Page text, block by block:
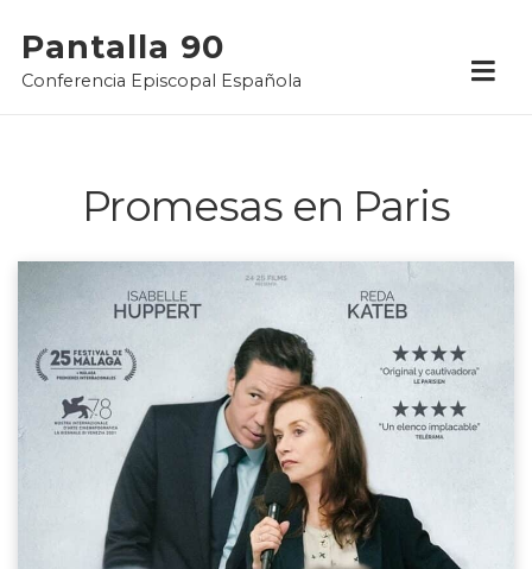
content
Pantalla 90
Conferencia Episcopal Española
Promesas en Paris